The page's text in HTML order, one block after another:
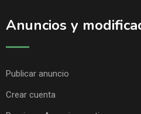
Anuncios y
Publicar anuncio
Crear cuenta